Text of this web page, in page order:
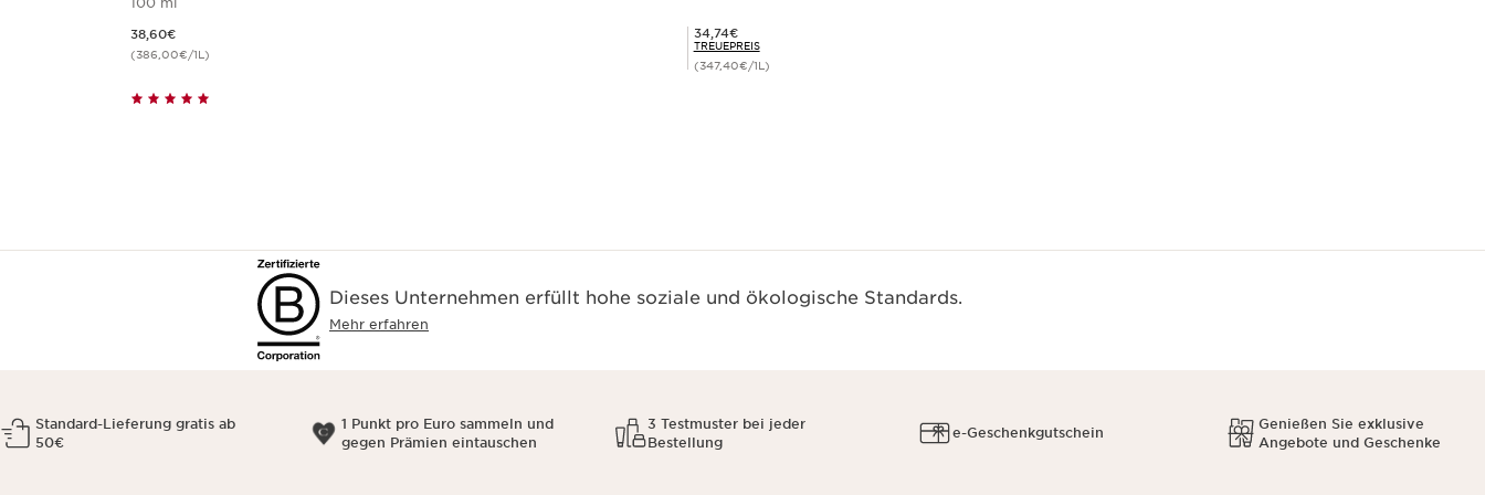
38,60€
(386,00€/1L)
Mitgliederpreis 34,74€
34,74€
TREUEPREIS
(347,40€/1L)
Dieses Unternehmen erfüllt hohe soziale und ökologische Standards.
Mehr erfahren
Standard-Lieferung gratis ab
50€
1 Punkt pro Euro sammeln und
gegen Prämien eintauschen
3 Testmuster bei jeder
Bestellung
e-Geschenkgutschein
Genießen Sie exklusive
Angebote und Geschenke